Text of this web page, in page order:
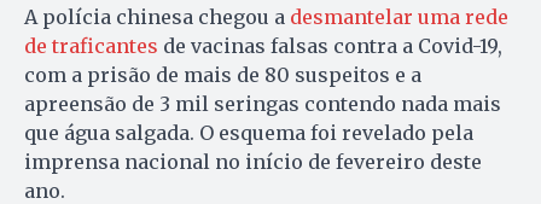
A polícia chinesa chegou a desmantelar uma rede
de traficantes de vacinas falsas contra a Covid-19,
com a prisão de mais de 80 suspeitos e a
apreensão de 3 mil seringas contendo nada mais
que água salgada. O esquema foi revelado pela
imprensa nacional no início de fevereiro deste
ano.